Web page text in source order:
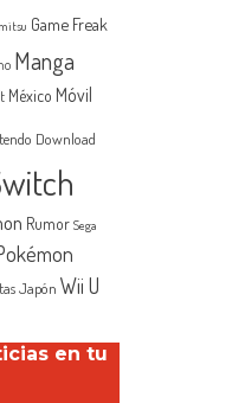
Game Freak
Manga
México Móvil
Download
Rumor Sega
Japón Wii U
en tu